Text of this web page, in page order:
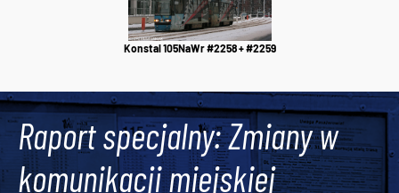
Konstal 105NaWr #2258 + #2259
Raport specjalny: Zmiany w
komunikacji miejskiej